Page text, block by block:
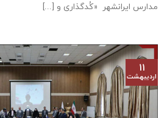
مدارس ایرانشهر «کُدگذاری و [...]
۱۱
اردیبهشت